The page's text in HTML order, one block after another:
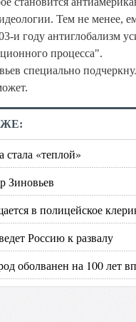
Тем не менее,
и году антиглобализм
процесса".
специально
«теплой»
Зиновьев
в полицейское
Россию к развалу
оболванен на 100 лет